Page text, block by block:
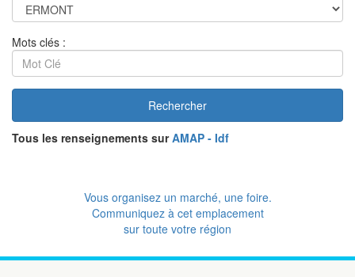
Mots clés :
Rechercher
Tous les renseignements surAMAP - Idf
Vous organisez un marché, une foire.
Communiquez à cet emplacement
sur toute votre région